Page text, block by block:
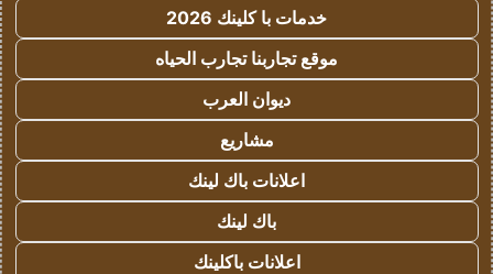
خدمات با كلينك 2026
موقع تجاربنا تجارب الحياه
ديوان العرب
مشاريع
اعلانات باك لينك
باك لينك
اعلانات باكلينك